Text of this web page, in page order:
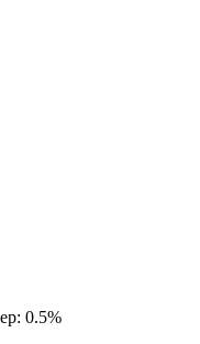
0.5%